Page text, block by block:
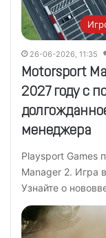
26-06-2026, 11:35
Motorsport
2027 году с
менеджера
Playsport Games
Manager 2. Игра
Узнайте о